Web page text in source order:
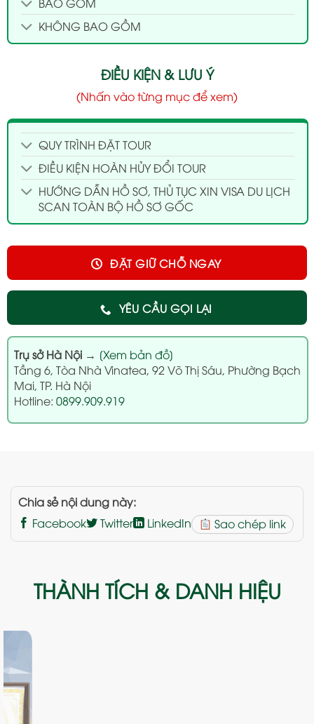
KHÔNG BAO GỒM
ĐIỀU KIỆN & LƯU Ý
(Nhấn vào từng mục để xem)
QUY TRÌNH ĐẶT TOUR
ĐIỀU KIỆN HOÀN HỦY ĐỔI TOUR
HƯỚNG DẪN HỒ SƠ, THỦ TỤC XIN VISA DU LỊCH
SCAN TOÀN BỘ HỒ SƠ GỐC
YÊU CẦU GỌI LẠI
ĐẶT GIỮ CHỖ NGAY
Trụ sở Hà Nội→ [Xem bản đồ]
Tầng 6, Tòa Nhà Vinatea, 92 Võ Thị Sáu, Phường Bạch
Mai, TP. Hà Nội
Hotline: 0899.909.919
Chia sẻ nội dung này:
Facebook
Twitter LinkedIn Sao chép link
THÀNH TÍCH & DANH HIỆU